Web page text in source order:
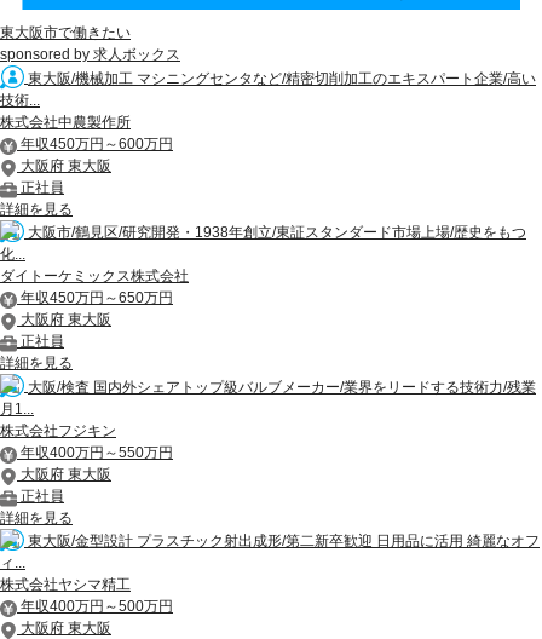
東大阪市で働きたい
sponsored by 求人ボックス
東大阪/機械加工 マシニングセンタなど/精密切削加工のエキスパート企業/高い
技術...
株式会社中農製作所
年収450万円～600万円
大阪府 東大阪
正社員
詳細を見る
大阪市/鶴見区/研究開発・1938年創立/東証スタンダード市場上場/歴史をもつ
化...
ダイトーケミックス株式会社
年収450万円～650万円
大阪府 東大阪
正社員
詳細を見る
大阪/検査 国内外シェアトップ級バルブメーカー/業界をリードする技術力/残業
月1...
株式会社フジキン
年収400万円～550万円
大阪府 東大阪
正社員
詳細を見る
東大阪/金型設計 プラスチック射出成形/第二新卒歓迎 日用品に活用 綺麗なオフ
ィ...
株式会社ヤシマ精工
年収400万円～500万円
大阪府 東大阪